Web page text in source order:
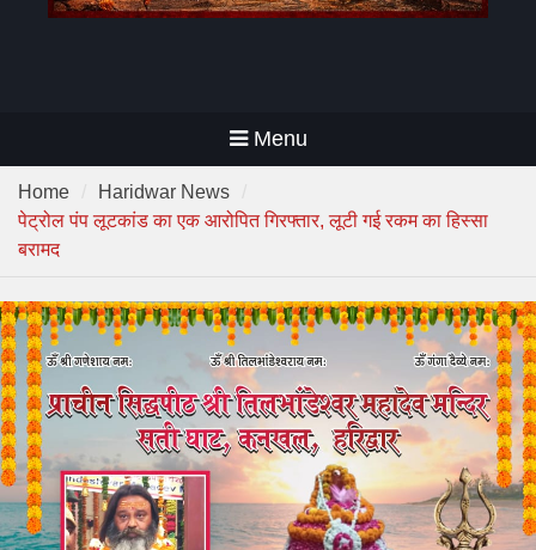
Menu
Home
Haridwar News
पेट्रोल पंप लूटकांड का एक आरोपित गिरफ्तार, लूटी गई रकम का हिस्सा
बरामद